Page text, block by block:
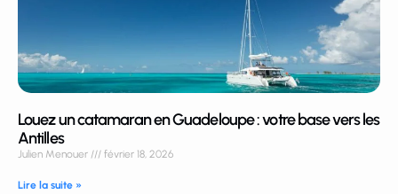
Louez un catamaran en Guadeloupe : votre base vers les
Antilles
Julien Menouer février 18, 2026
Lire la suite »